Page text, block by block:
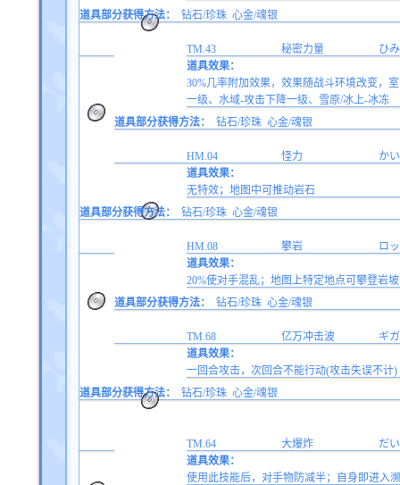
道具部分获得方法：
钻石/珍珠 心金/魂银
TM.43 秘密力量
ひ
道具效果：
30%几率附加效果，效果随战斗环境改变，
一级、水域-攻击下降一级、雪原/冰上-冰冻
道具部分获得方法：
钻石/珍珠 心金/魂银
HM.04 怪力
か
道具效果：
无特效；地图中可推动岩石
道具部分获得方法：
钻石/珍珠 心金/魂银
HM.08 攀岩
ロ
道具效果：
20%使对手混乱；地图上特定地点可攀登岩
道具部分获得方法：
钻石/珍珠 心金/魂银
TM.68 亿万冲击波
ギ
道具效果：
一回合攻击，次回合不能行动(攻击失误不计)
道具部分获得方法：
钻石/珍珠 心金/魂银
TM.64 大爆炸
だ
道具效果：
使用此技能后，对手物防减半；自身即进入